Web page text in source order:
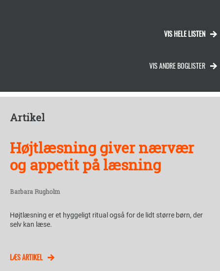
VIS HELE LISTEN
VIS ANDRE BOGLISTER
Artikel
Højtlæsning giver nærvær
og appetit på læsning
Barbara Rugholm
Højtlæsning er et hyggeligt ritual også for de lidt større børn, der
selv kan læse.
LÆS ARTIKEL